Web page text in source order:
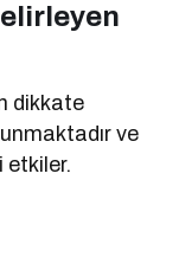
dikkate
ve
etkiler.